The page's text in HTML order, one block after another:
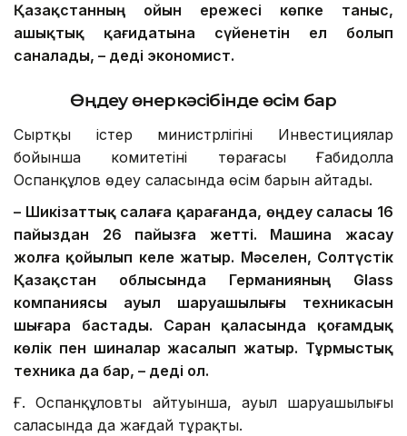
Қазақстанның ойын ережесі көпке таныс,
ашықтық қағидатына сүйенетін ел болып
саналады, – деді экономист.
Өңдеу өнеркәсібінде өсім бар
Сыртқы істер министрлігінің Инвестициялар
бойынша комитетінің төрағасы Ғабидолла
Оспанқұлов өңдеу саласында өсім барын айтады.
– Шикізаттық салаға қарағанда, өңдеу саласы 16
пайыздан 26 пайызға жетті. Машина жасау
жолға қойылып келе жатыр. Мәселен, Солтүстік
Қазақстан облысында Германияның Glass
компаниясы ауыл шаруашылығы техникасын
шығара бастады. Саран қаласында қоғамдық
көлік пен шиналар жасалып жатыр. Тұрмыстық
техника да бар, – деді ол.
Ғ. Оспанқұловтың айтуынша, ауыл шаруашылығы
саласында да жағдай тұрақты.